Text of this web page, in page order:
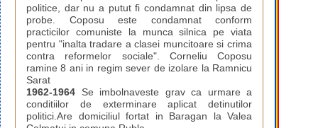
politice, dar nu a putut fi condamnat din lipsa de
probe. Coposu este condamnat conform
practicilor comuniste la munca silnica pe viata
pentru "inalta tradare a clasei muncitoare si crima
contra reformelor sociale". Corneliu Coposu
ramine 8 ani in regim sever de izolare la Ramnicu
Sarat
1962-1964 Se imbolnaveste grav ca urmare a
conditiilor de exterminare aplicat detinutilor
politici.Are domiciliul fortat in Baragan la Valea